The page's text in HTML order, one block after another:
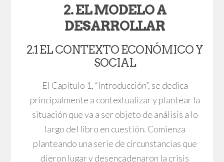
2. EL MODELO A
DESARROLLAR
2.1 EL CONTEXTO ECONÓMICO Y
SOCIAL
El Capítulo 1, “Introducción”, se dedica
principalmente a contextualizar y plantear la
situación que va a ser objeto de análisis a lo
largo del libro en cuestión. Comienza
planteando una serie de circunstancias que
dieron lugar y desencadenaron la crisis